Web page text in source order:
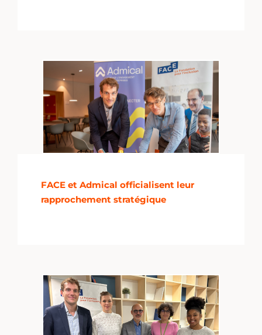
FACE et Admical officialisent leur
rapprochement stratégique